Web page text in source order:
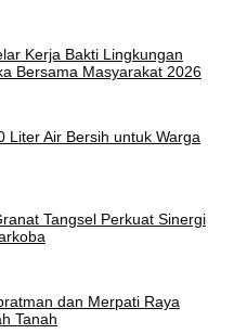
Kerja Bakti Lingkungan
Bersama Masyarakat 2026
Liter Air Bersih untuk Warga
Tangsel Perkuat Sinergi
dan Merpati Raya
Tanah